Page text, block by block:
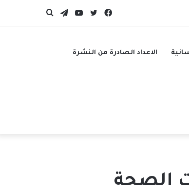
تيلقرام يوتيوب تويتر
فيسبوك
الاعداد الصادرة من النشرة
الصحة